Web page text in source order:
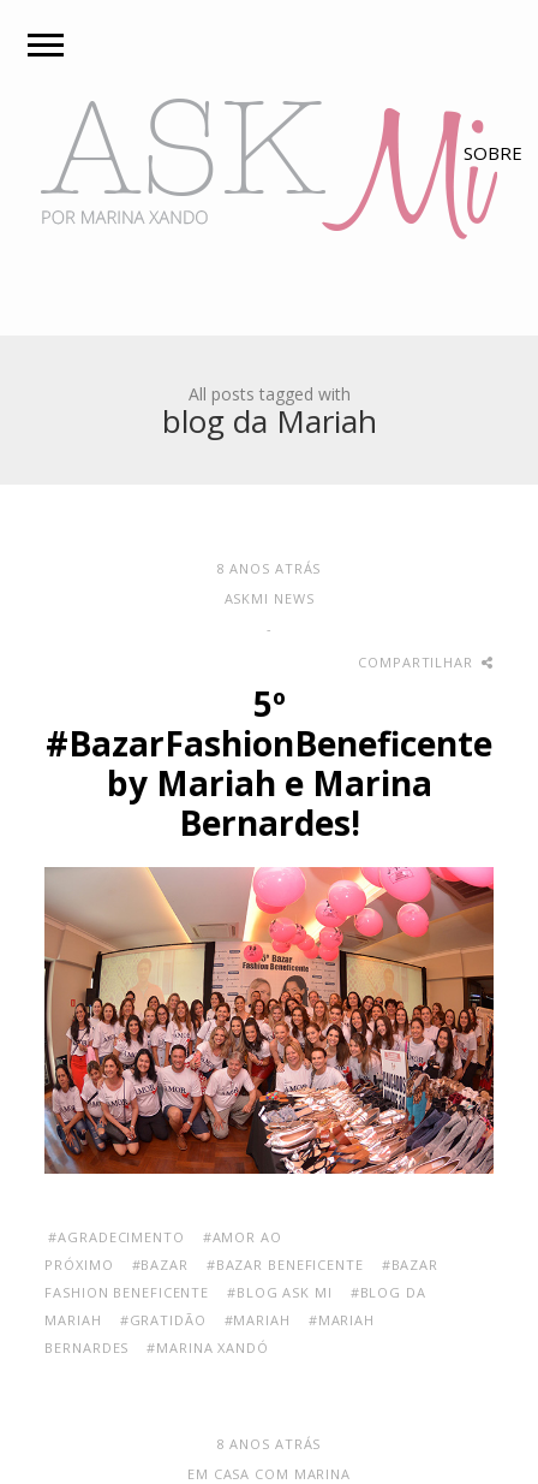
All posts tagged with
blog da Mariah
8 ANOS ATRÁS
ASKMI NEWS
-
COMPARTILHAR
5º
#BazarFashionBeneficente
by Mariah e Marina
Bernardes!
#AGRADECIMENTO
#AMOR AO
PRÓXIMO
#BAZAR #BAZAR BENEFICENTE
#BAZAR
FASHION BENEFICENTE
#BLOG ASK MI
#BLOG DA
MARIAH
#GRATIDÃO #MARIAH
#MARIAH
BERNARDES
#MARINA XANDÓ
8 ANOS ATRÁS
EM CASA COM MARINA